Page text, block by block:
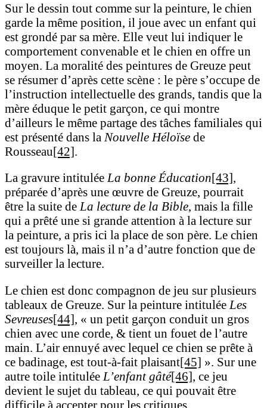
Sur le dessin tout comme sur la peinture, le chien
garde la même position, il joue avec un enfant qui
est grondé par sa mère. Elle veut lui indiquer le
comportement convenable et le chien en offre un
moyen. La moralité des peintures de Greuze peut
se résumer d’après cette scène : le père s’occupe de
l’instruction intellectuelle des grands, tandis que la
mère éduque le petit garçon, ce qui montre
d’ailleurs le même partage des tâches familiales qui
est présenté dans la Nouvelle Héloïse de
Rousseau[42]
La gravure intitulée La bonne Éducation[43],
préparée d’après une œuvre de Greuze, pourrait
être la suite de La lecture de la Bible, mais la fille
qui a prêté une si grande attention à la lecture sur
la peinture, a pris ici la place de son père. Le chien
est toujours là, mais il n’a d’autre fonction que de
surveiller la lecture.
Le chien est donc compagnon de jeu sur plusieurs
tableaux de Greuze. Sur la peinture intitulée Les
Sevreuses[44], « un petit garçon conduit un gros
chien avec une corde, & tient un fouet de l’autre
main. L’air ennuyé avec lequel ce chien se prête à
ce badinage, est tout-à-fait plaisant[45] ». Sur une
autre toile intitulée L’enfant gâté[46], ce jeu
devient le sujet du tableau, ce qui pouvait être
difficile à accepter pour les critiques